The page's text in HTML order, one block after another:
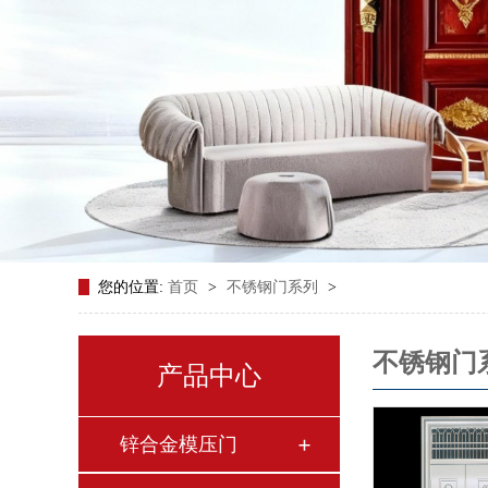
您的位置: 首页 > 不锈钢门系列 >
产品中心
锌合金模压门
不锈钢门